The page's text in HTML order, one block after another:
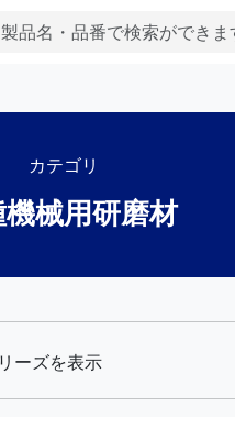
カテゴリ
械用研磨材
ーズを表示